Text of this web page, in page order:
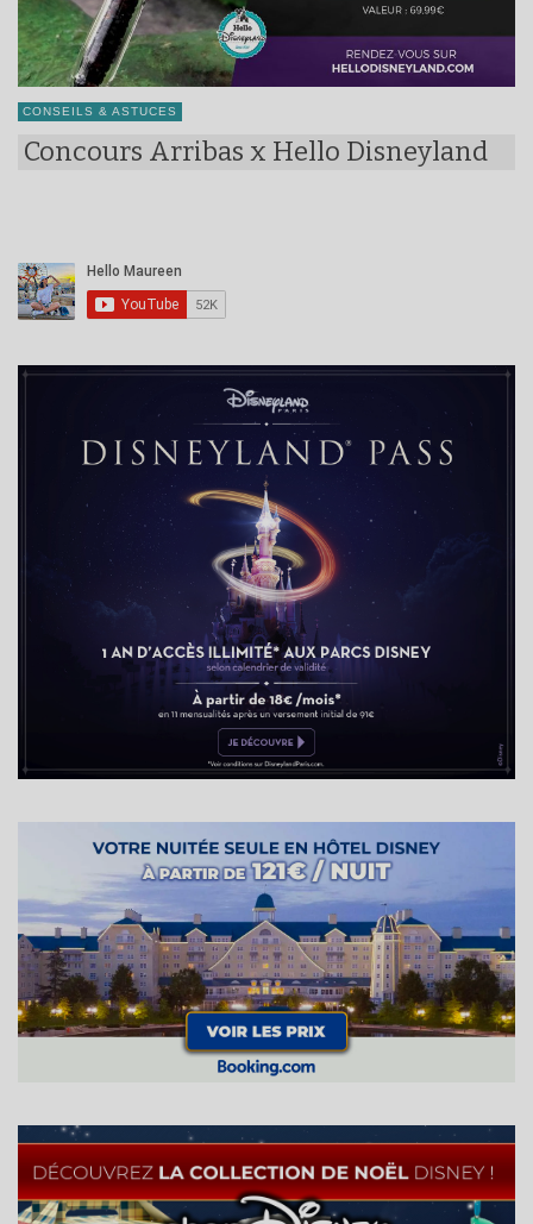
CONSEILS & ASTUCES
Concours Arribas x Hello Disneyland